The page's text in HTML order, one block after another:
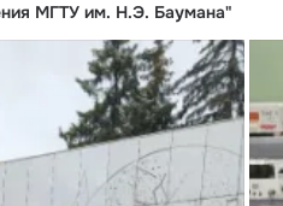
МГТУ им. Н.Э. Баумана"